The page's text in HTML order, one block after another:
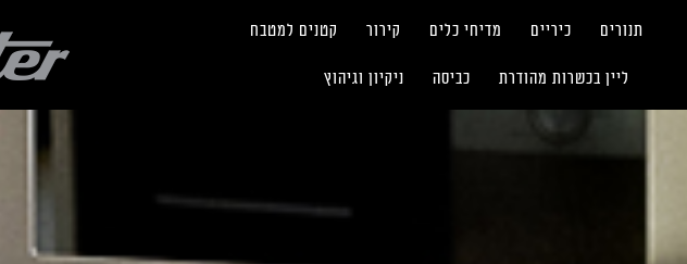
תנורים כיריים מדיחי כלים קירור קטנים למטבח
ליין בכשרות מהודרת כביסה ניקיון וגיהוץ